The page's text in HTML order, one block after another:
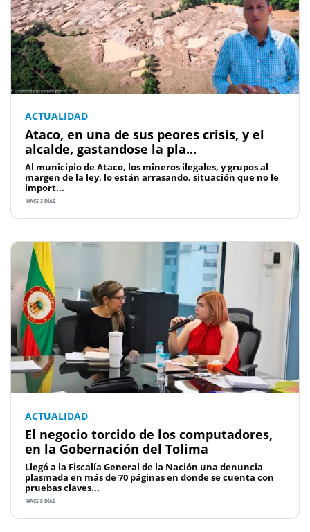
ACTUALIDAD
Ataco, en una de sus peores crisis, y el
alcalde, gastandose la pla...
Al municipio de Ataco, los mineros ilegales, y grupos al
margen de la ley, lo están arrasando, situación que no le
import...
HACE 3 DÍAS
ACTUALIDAD
El negocio torcido de los computadores,
en la Gobernación del Tolima
Llegó a la Fiscalía General de la Nación una denuncia
plasmada en más de 70 páginas en donde se cuenta con
pruebas claves...
HACE 5 DÍAS